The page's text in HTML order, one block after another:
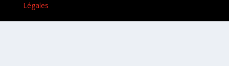
Légales